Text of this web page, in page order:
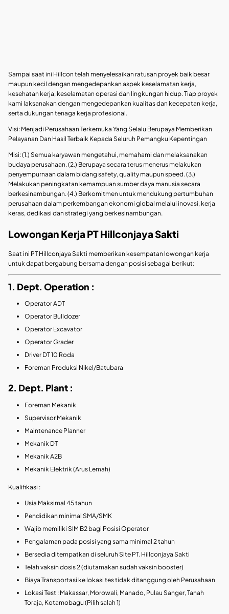
Sampai saat ini Hillcon telah menyelesaikan ratusan proyek baik besar
maupun kecil dengan mengedepankan aspek keselamatan kerja,
kesehatan kerja, keselamatan operasi dan lingkungan hidup. Tiap proyek
kami laksanakan dengan mengedepankan kualitas dan kecepatan kerja,
serta dukungan tenaga kerja profesional.
Visi: Menjadi Perusahaan Terkemuka Yang Selalu Berupaya Memberikan
Pelayanan Dan Hasil Terbaik Kepada Seluruh Pemangku Kepentingan
Misi: (1.) Semua karyawan mengetahui, memahami dan melaksanakan
budaya perusahaan. (2.) Berupaya secara terus menerus melakukan
penyempurnaan dalam bidang safety, quality maupun speed. (3.)
Melakukan peningkatan kemampuan sumber daya manusia secara
berkesinambungan. (4.) Berkomitmen untuk mendukung pertumbuhan
perusahaan dalam perkembangan ekonomi global melalui inovasi, kerja
keras, dedikasi dan strategi yang berkesinambungan.
Lowongan Kerja PT Hillconjaya Sakti
Saat ini PT Hillconjaya Sakti memberikan kesempatan lowongan kerja
untuk dapat bergabung bersama dengan posisi sebagai berikut:
1. Dept. Operation :
Operator ADT
Operator Bulldozer
Operator Excavator
Operator Grader
Driver DT 10 Roda
Foreman Produksi Nikel/Batubara
2. Dept. Plant :
Foreman Mekanik
Supervisor Mekanik
Maintenance Planner
Mekanik DT
Mekanik A2B
Mekanik Elektrik (Arus Lemah)
Kualifikasi :
Usia Maksimal 45 tahun
Pendidikan minimal SMA/SMK
Wajib memiliki SIM B2 bagi Posisi Operator
Pengalaman pada posisi yang sama minimal 2 tahun
Bersedia ditempatkan di seluruh Site PT. Hillconjaya Sakti
Telah vaksin dosis 2 (diutamakan sudah vaksin booster)
Biaya Transportasi ke lokasi tes tidak ditanggung oleh Perusahaan
Lokasi Test : Makassar, Morowali, Manado, Pulau Sanger, Tanah
Toraja, Kotamobagu (Pilih salah 1)